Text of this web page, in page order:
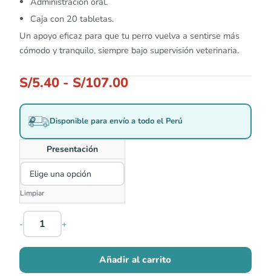
Caja con 20 tabletas.
Un apoyo eficaz para que tu perro vuelva a sentirse más
cómodo y tranquilo, siempre bajo supervisión veterinaria.
S/5.40 - S/107.00
Disponible para envío a todo el Perú
Presentación
Limpiar
- +
Añadir al carrito